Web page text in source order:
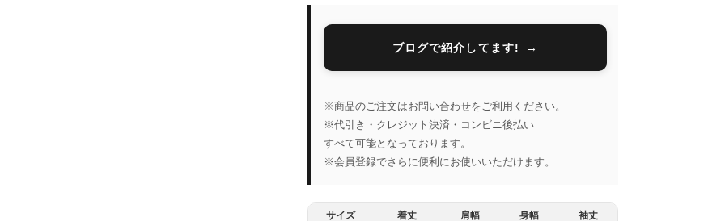
ブログで紹介してます!
※商品のご注文はお問い合わせをご利用ください。
※代引き・クレジット決済・コンビニ後払い
すべて可能となっております。
※会員登録でさらに便利にお使いいただけます。
サイズ 着丈 肩幅 身幅 袖丈